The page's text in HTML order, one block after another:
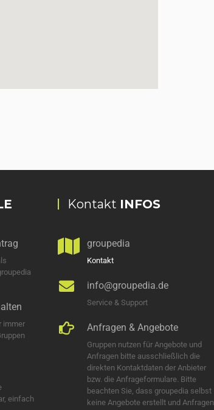
immer
einfach
Kontakt INFOS
groupedia
Kontakt
info@groupedia.de
Service & Support
Anfragen & Angebote
Gruppen nutzen für Angebote und
Anfragen bitte ausschließlich die
direkten Kontaktdaten der Anbieter
bzw. die Anfrageformulare. Bitte
beachten Sie, dass groupedia selbst
keine Angebote erstellt und Anfragen